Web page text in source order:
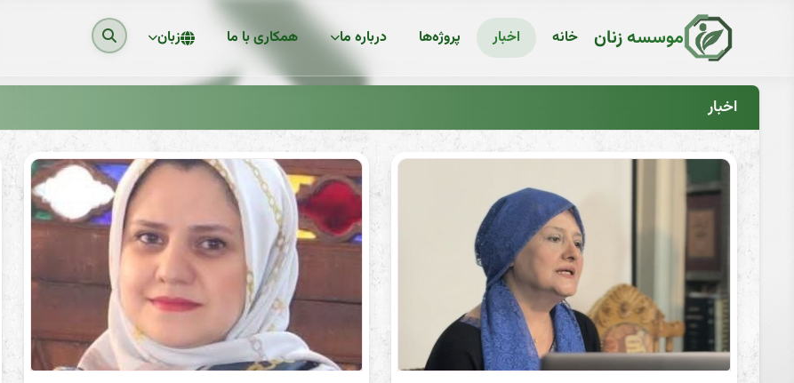
موسسه زنان خانه اخبار پروژه‌ها درباره ما همکاری با ما زبان
اخبار